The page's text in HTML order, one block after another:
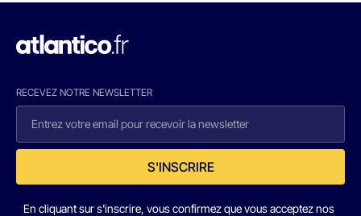
RECEVEZ NOTRE NEWSLETTER
S'INSCRIRE
En cliquant sur s'inscrire, vous confirmez que vous acceptez nos